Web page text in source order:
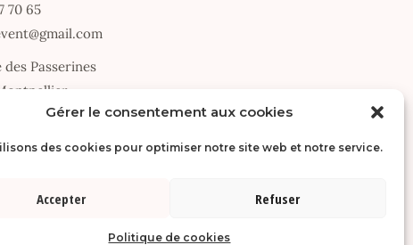
Gérer le consentement aux cookies
des cookies pour optimiser notre site web et notre service.
Accepter Refuser
Politique de cookies
70 65
des Passerines
au vendredi · 9h30 – 18h30